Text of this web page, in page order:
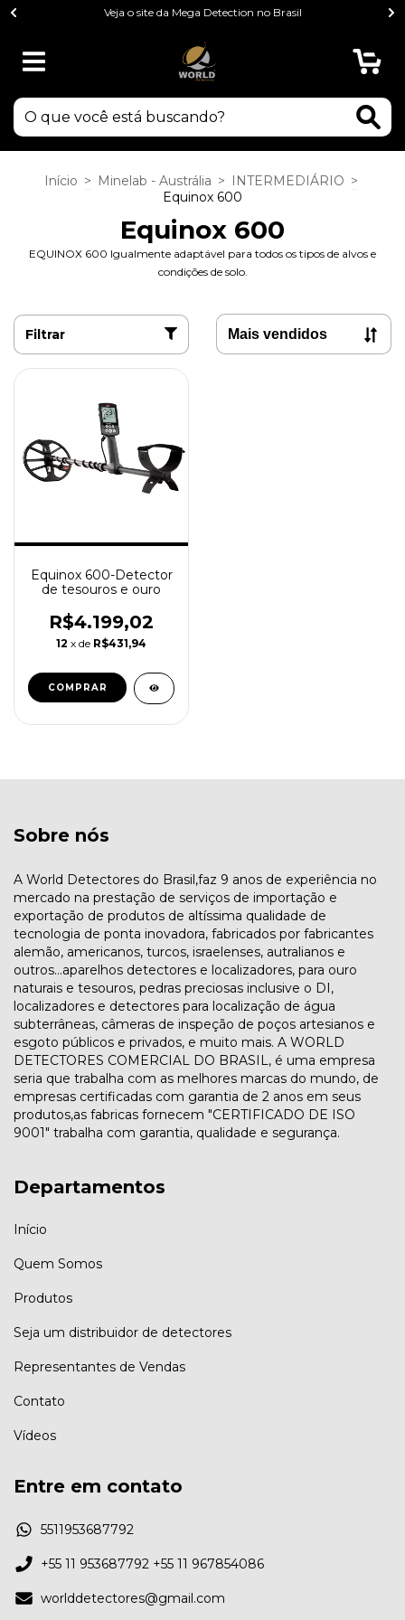
Veja o site da Mega Detection no Brasil
Início > Minelab - Austrália > INTERMEDIÁRIO >
Equinox 600
Equinox 600
EQUINOX 600 Igualmente adaptável para todos os tipos de alvos e
condições de solo.
Filtrar
Equinox 600-Detector
de tesouros e ouro
R$4.199,02
12 x de R$431,94
COMPRAR
Sobre nós
A World Detectores do Brasil,faz 9 anos de experiência no
mercado na prestação de serviços de importação e
exportação de produtos de altíssima qualidade de
tecnologia de ponta inovadora, fabricados por fabricantes
alemão, americanos, turcos, israelenses, autralianos e
outros...aparelhos detectores e localizadores, para ouro
naturais e tesouros, pedras preciosas inclusive o DI,
localizadores e detectores para localização de água
subterrâneas, câmeras de inspeção de poços artesianos e
esgoto públicos e privados, e muito mais. A WORLD
DETECTORES COMERCIAL DO BRASIL, é uma empresa
seria que trabalha com as melhores marcas do mundo, de
empresas certificadas com garantia de 2 anos em seus
produtos,as fabricas fornecem "CERTIFICADO DE ISO
9001" trabalha com garantia, qualidade e segurança.
Departamentos
Início
Quem Somos
Produtos
Seja um distribuidor de detectores
Representantes de Vendas
Contato
Vídeos
Entre em contato
5511953687792
+55 11 953687792 +55 11 967854086
worlddetectores@gmail.com